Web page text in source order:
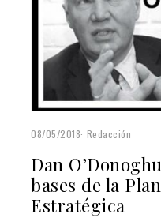
08/05/2018 Redacción
Dan
bases de la
Estratégica